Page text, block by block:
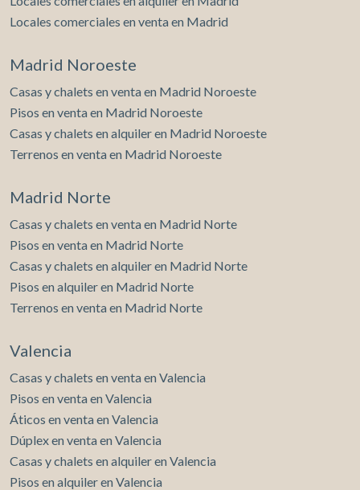
Locales comerciales en venta en Madrid
Madrid Noroeste
Casas y chalets en venta en Madrid Noroeste
Pisos en venta en Madrid Noroeste
Casas y chalets en alquiler en Madrid Noroeste
Terrenos en venta en Madrid Noroeste
Madrid Norte
Casas y chalets en venta en Madrid Norte
Pisos en venta en Madrid Norte
Casas y chalets en alquiler en Madrid Norte
Pisos en alquiler en Madrid Norte
Terrenos en venta en Madrid Norte
Valencia
Casas y chalets en venta en Valencia
Pisos en venta en Valencia
Áticos en venta en Valencia
Dúplex en venta en Valencia
Casas y chalets en alquiler en Valencia
Pisos en alquiler en Valencia